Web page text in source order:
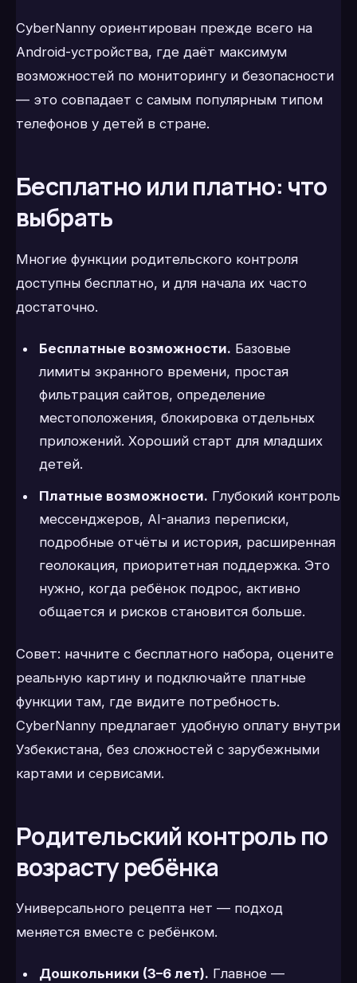
CyberNanny ориентирован прежде всего на
Android-устройства, где даёт максимум
возможностей по мониторингу и безопасности
— это совпадает с самым популярным типом
телефонов у детей в стране.
Бесплатно или платно: что
выбрать
Многие функции родительского контроля
доступны бесплатно, и для начала их часто
достаточно.
Бесплатные возможности. Базовые
лимиты экранного времени, простая
фильтрация сайтов, определение
местоположения, блокировка отдельных
приложений. Хороший старт для младших
детей.
Платные возможности. Глубокий контроль
мессенджеров, AI-анализ переписки,
подробные отчёты и история, расширенная
геолокация, приоритетная поддержка. Это
нужно, когда ребёнок подрос, активно
общается и рисков становится больше.
Совет: начните с бесплатного набора, оцените
реальную картину и подключайте платные
функции там, где видите потребность.
CyberNanny предлагает удобную оплату внутри
Узбекистана, без сложностей с зарубежными
картами и сервисами.
Родительский контроль по
возрасту ребёнка
Универсального рецепта нет — подход
меняется вместе с ребёнком.
Дошкольники (3–6 лет). Главное —